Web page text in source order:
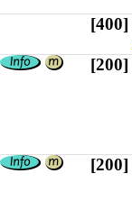
[400]
[200]
[200]